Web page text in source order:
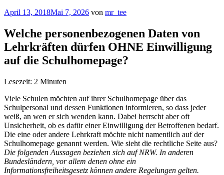
Veröffentlicht
April 13, 2018Mai 7, 2026 von mr_tee
Welche personenbezogenen Daten von
Lehrkräften dürfen OHNE Einwilligung
auf die Schulhomepage?
Lesezeit: 2 Minuten
Viele Schulen möchten auf ihrer Schulhomepage über das
Schulpersonal und dessen Funktionen informieren, so dass jeder
weiß, an wen er sich wenden kann. Dabei herrscht aber oft
Unsicherheit, ob es dafür einer Einwilligung der Betroffenen bedarf.
Die eine oder andere Lehrkraft möchte nicht namentlich auf der
Schulhomepage genannt werden. Wie sieht die rechtliche Seite aus?
Die folgenden Aussagen beziehen sich auf NRW. In anderen
Bundesländern, vor allem denen ohne ein
Informationsfreiheitsgesetz können andere Regelungen gelten.